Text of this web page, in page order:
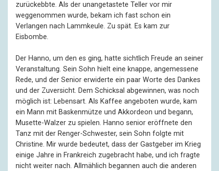
zurückebbte. Als der unangetastete Teller vor mir
weggenommen wurde, bekam ich fast schon ein
Verlangen nach Lammkeule. Zu spät. Es kam zur
Eisbombe.
Der Hanno, um den es ging, hatte sichtlich Freude an seiner
Veranstaltung. Sein Sohn hielt eine knappe, angemessene
Rede, und der Senior erwiderte ein paar Worte des Dankes
und der Zuversicht. Dem Schicksal abgewinnen, was noch
möglich ist: Lebensart. Als Kaffee angeboten wurde, kam
ein Mann mit Baskenmütze und Akkordeon und begann,
Musette-Walzer zu spielen. Hanno senior eröffnete den
Tanz mit der Renger-Schwester, sein Sohn folgte mit
Christine. Mir wurde bedeutet, dass der Gastgeber im Krieg
einige Jahre in Frankreich zugebracht habe, und ich fragte
nicht weiter nach. Allmählich begannen auch die anderen